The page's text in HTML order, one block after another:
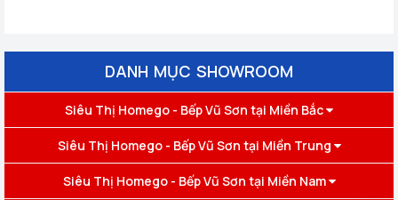
DANH MỤC SHOWROOM
Siêu Thị Homego - Bếp Vũ Sơn tại Miền Bắc
Siêu Thị Homego - Bếp Vũ Sơn tại Miền Trung
Siêu Thị Homego - Bếp Vũ Sơn tại Miền Nam